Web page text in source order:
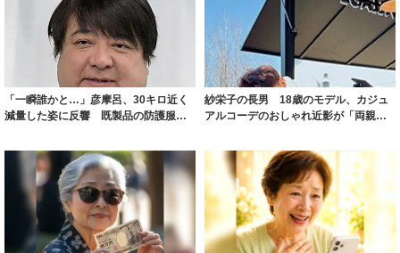
「一瞬誰かと…」彦摩呂、30キロ近く
減量した姿に反響 既製品の防護服が
紗栄子の長男 18歳のモデル、カジュ
アルコーデのおしゃれ近影が「両親の